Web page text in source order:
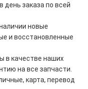
день заказа по всей
новые
и восстановленные
в качестве наших
на все запчасти.
карта, перевод